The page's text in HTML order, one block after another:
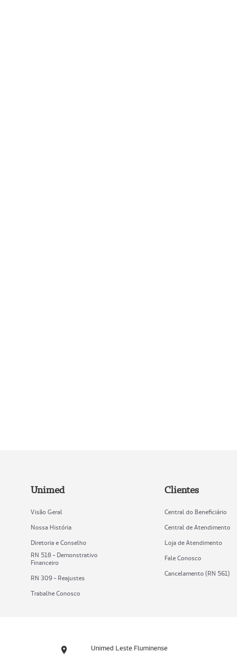
Unimed
Visão Geral
Nossa História
Diretoria e Conselho
RN 518 - Demonstrativo
Financeiro
RN 309 - Reajustes
Trabalhe Conosco
Clientes
Central do Beneficiário
Central de Atendimento
Loja de Atendimento
Fale Conosco
Cancelamento (RN 561)
Unimed Leste Fluminense